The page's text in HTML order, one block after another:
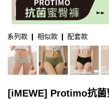
系列款 ❙ 相似款 ❙ 配套款
[iMEWE] Protimo抗菌